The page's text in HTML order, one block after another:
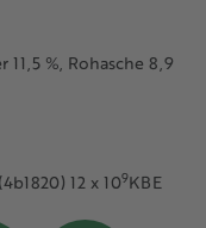
%, Rohasche 8,9
12 x 109KBE